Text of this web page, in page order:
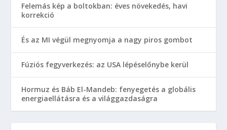
Felemás kép a boltokban: éves növekedés, havi
korrekció
És az MI végül megnyomja a nagy piros gombot
Fúziós fegyverkezés: az USA lépéselőnybe kerül
Hormuz és Báb El-Mandeb: fenyegetés a globális
energiaellátásra és a világgazdaságra